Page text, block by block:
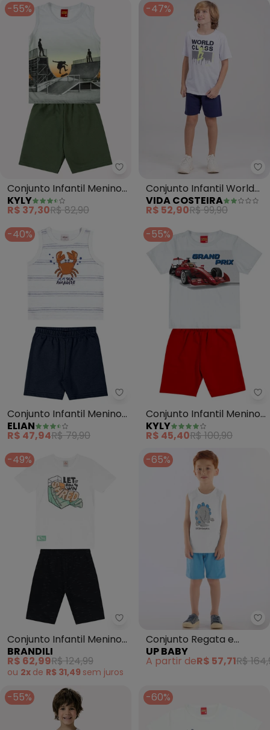
-55%
Kyly - Conjunto Infantil Menino
Conjunto Infantil Menino
Estampa (Branco)
KYLY
R$ 37,30R$ 82,90
-47%
Conjunto Infantil World
Class (Branco)
VIDA COSTEIRA
R$ 52,90R$ 99,90
-40%
Elian - Conjunto Infantil
Conjunto Infantil Menino
Curto Caranguejo
(Branco)
ELIAN
R$ 47,94R$ 79,90
-55%
Conjunto Infantil Menino
em Algodão (Branco)
KYLY
R$ 45,40R$ 100,90
-49%
Brandili - Conjunto Infantil
Conjunto Infantil Menino
Skate em Gel (Branco)
BRANDILI
R$ 62,99R$ 124,99
ou 2x de R$ 31,49 sem juros
-65%
Conjunto Regata e
Bermuda Menino Up
Baby Branco
UP BABY
A partir deR$ 57,71R$
-55% -60%